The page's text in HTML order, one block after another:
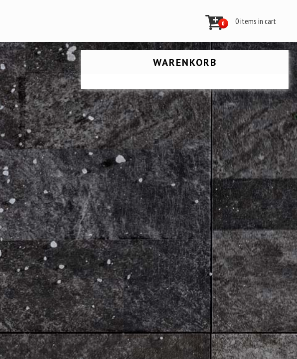
0 0 items in cart
WARENKORB